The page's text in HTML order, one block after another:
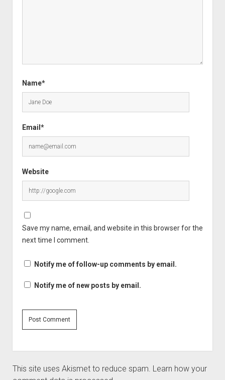
Name*
Email*
Website
Save my name, email, and website in this browser for the
next time I comment.
Notify me of follow-up comments by email.
Notify me of new posts by email.
This site uses Akismet to reduce spam. Learn how your